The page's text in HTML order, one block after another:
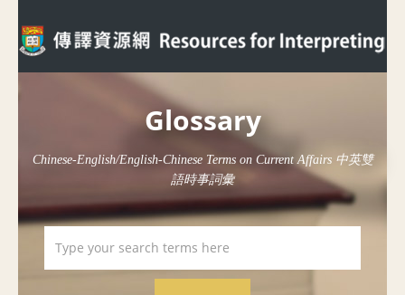
Glossary
Chinese-English/English-Chinese Terms on Current Affairs 中英雙
語時事詞彙